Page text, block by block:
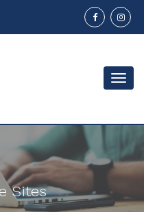
Menu
Sites